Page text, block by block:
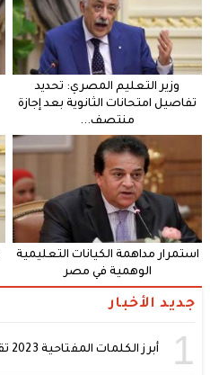
وزير التعليم المصري: تحديد
تفاصيل امتحانات الثانوية بعد إجازة
منتصف...
استمرار مداهمة الكيانات التعليمية
الوهمية في مصر
جديد الأخبار
1 أبرز الكلمات المفتاحية 2023 تقرير جوجل